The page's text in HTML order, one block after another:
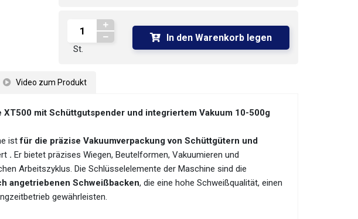
St.
In den Warenkorb legen
Video zum Produkt
mit Schüttgutspender und integriertem Vakuum 10-500g
istfür die präzise Vakuumverpackung von Schüttgütern und
. Er bietet präzises Wiegen, Beutelformen, Vakuumieren und
Arbeitszyklus. Die Schlüsselelemente der Maschine sind die
angetriebenen Schweißbacken, die eine hohe Schweißqualität, einen
gewährleisten.